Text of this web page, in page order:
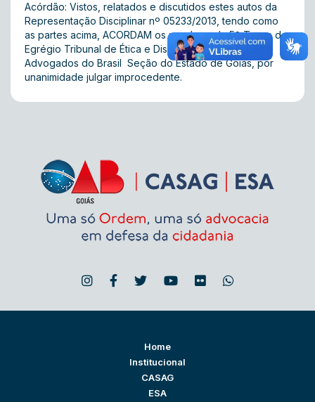
Acórdão: Vistos, relatados e discutidos estes autos da
Representação Disciplinar nº 05233/2013, tendo como
as partes acima, ACORDAM os membros da 5º Turma do
Egrégio Tribunal de Ética e Disciplina da Ordem dos
Advogados do Brasil  Seção do Estado de Goiás, por
unanimidade julgar improcedente.
Home
Institucional
CASAG
ESA